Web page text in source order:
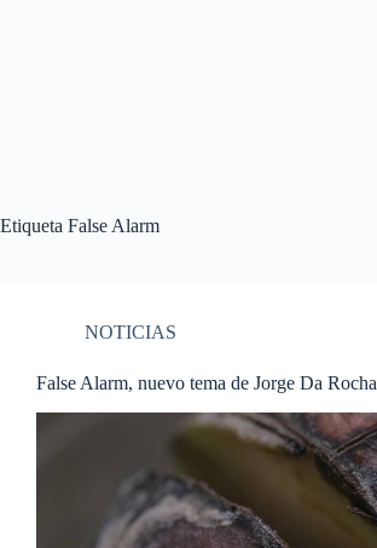
Etiqueta False Alarm
NOTICIAS
False Alarm, nuevo tema de Jorge Da Rocha